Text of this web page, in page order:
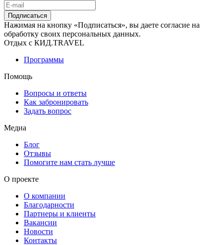
Подписаться
Нажимая на кнопку «Подписаться», вы даете согласие на
обработку своих персональных данных.
Отдых с КИД.TRAVEL
Программы
Помощь
Вопросы и ответы
Как забронировать
Задать вопрос
Медиа
Блог
Отзывы
Помогите нам стать лучше
О проекте
О компании
Благодарности
Партнеры и клиенты
Вакансии
Новости
Контакты